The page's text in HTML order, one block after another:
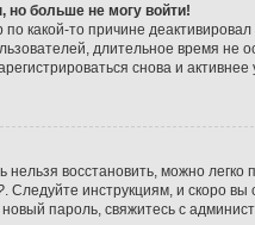
но больше не могу войти!
какой-то причине
длительное время
снова и активнее
нельзя восстановить, можно
. Следуйте инструкциям, и скоро
новый пароль, свяжитесь с